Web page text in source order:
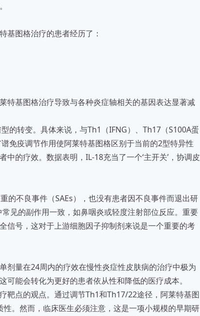
基图格治疗的患者经历了：
特基图格治疗导致与各种炎症轴相关的基因表达显著减
的转变。具体来说，与Th1（IFNG）、Th17（S100A蛋
免疫调节作用使阿莱特基图格区别于当前的2型特异性
的疗效。数据表明，IL-18充当了一个‘主开关’，协调皮
的不良事件（SAEs），也没有患者因不良事件而退出研
见的副作用一致，如鼻咽炎或轻度注射部位反应。重要
信号，这对于上游细胞因子抑制剂来说是一个重要的考
剂量在24周内的疗效在慢性炎症性皮肤病的治疗中极为
能会转化为更好的患者依从性和降低的医疗成本。
靶点的观点。通过调节Th1和Th17/22途径，阿莱特基图
。然而，临床医生必须注意，这是一项小规模的早期研